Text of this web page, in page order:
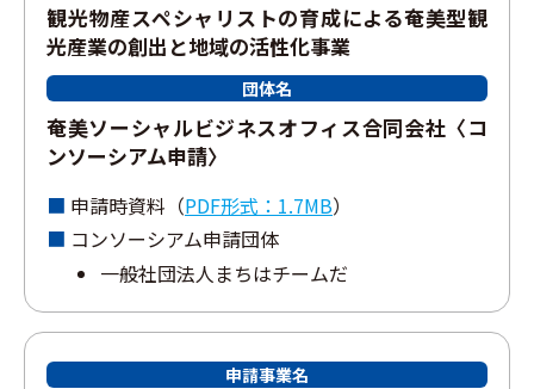
観光物産スペシャリストの育成による奄美型観
光産業の創出と地域の活性化事業
団体名
奄美ソーシャルビジネスオフィス合同会社〈コ
ンソーシアム申請〉
申請時資料（PDF形式：1.7MB）
コンソーシアム申請団体
⼀般社団法⼈まちはチームだ
申請事業名